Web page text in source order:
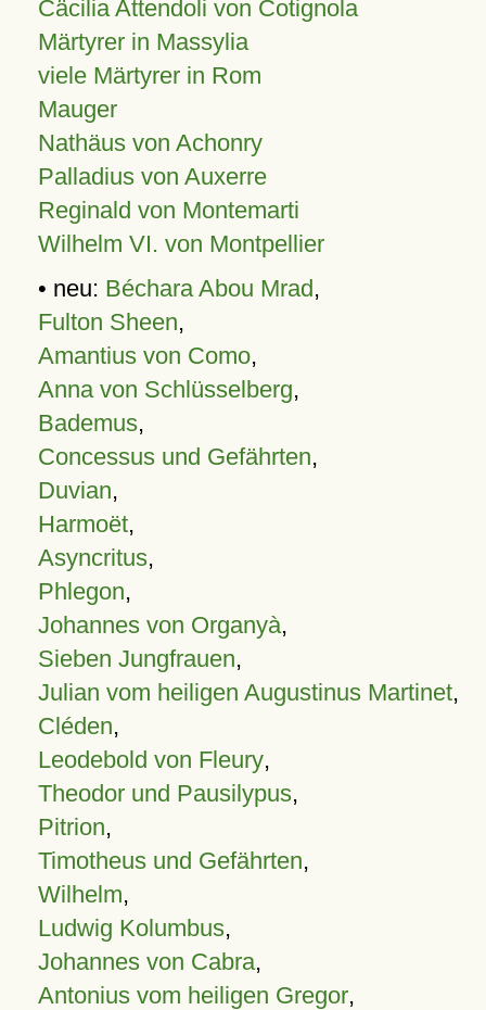
Cäcilia Attendoli von Cotignola
Märtyrer in Massylia
viele Märtyrer in Rom
Mauger
Nathäus von Achonry
Palladius von Auxerre
Reginald von Montemarti
Wilhelm VI. von Montpellier
• neu: Béchara Abou Mrad,
Fulton Sheen,
Amantius von Como,
Anna von Schlüsselberg,
Bademus,
Concessus und Gefährten,
Duvian,
Harmoët,
Asyncritus,
Phlegon,
Johannes von Organyà,
Sieben Jungfrauen,
Julian vom heiligen Augustinus Martinet,
Cléden,
Leodebold von Fleury,
Theodor und Pausilypus,
Pitrion,
Timotheus und Gefährten,
Wilhelm,
Ludwig Kolumbus,
Johannes von Cabra,
Antonius vom heiligen Gregor,